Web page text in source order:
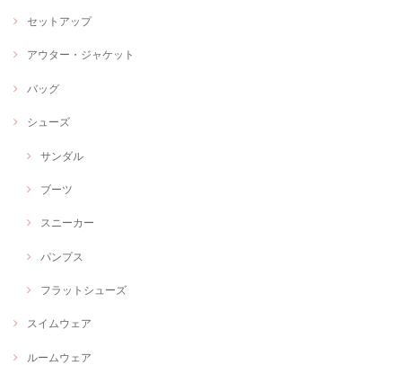
セットアップ
アウター・ジャケット
バッグ
シューズ
サンダル
ブーツ
スニーカー
パンプス
フラットシューズ
スイムウェア
ルームウェア